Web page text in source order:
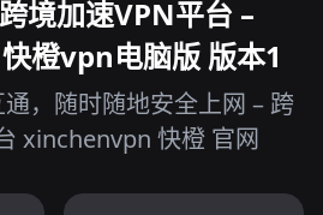
境加速VPN平台 –
橙vpn电脑版 版本1
，随时随地安全上网 – 跨
xinchenvpn 快橙 官网